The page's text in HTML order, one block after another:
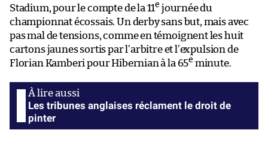
Stadium, pour le compte de la 11e journée du
championnat écossais. Un derby sans but, mais avec
pas mal de tensions, comme en témoignent les huit
cartons jaunes sortis par l’arbitre et l’expulsion de
Florian Kamberi pour Hibernian à la 65e minute.
Les tribunes anglaises réclament le droit de
pinter